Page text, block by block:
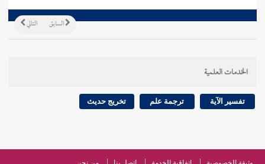
التالي السابق
الخدمات العلمية
تفسير الآية ترجمة علم تخريج حديث